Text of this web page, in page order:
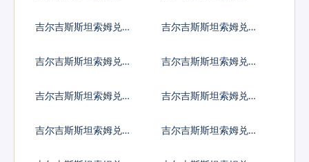
吉尔吉斯斯坦索姆兑澳
吉尔吉斯斯坦索姆兑津
吉尔吉斯斯坦索姆兑阿
吉尔吉斯斯坦索姆兑阿
吉尔吉斯斯坦索姆兑阿
吉尔吉斯斯坦索姆兑亚
吉尔吉斯斯坦索姆兑安
吉尔吉斯斯坦索姆兑阿